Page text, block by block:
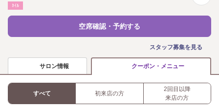
ﾈｲﾙ
空席確認・予約する
スタッフ募集を見る
サロン情報 クーポン・メニュー
すべて 初来店の方
2回目以降
来店の方